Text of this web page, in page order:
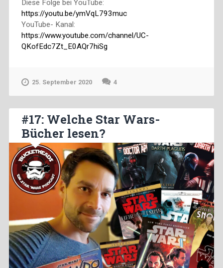
Diese Folge bei YouTube:
https://youtu.be/ymVqL793muc
YouTube- Kanal:
https://www.youtube.com/channel/UC-
QKofEdc7Zt_E0AQr7hiSg
25. September 2020 4
#17: Welche Star Wars-
Bücher lesen?